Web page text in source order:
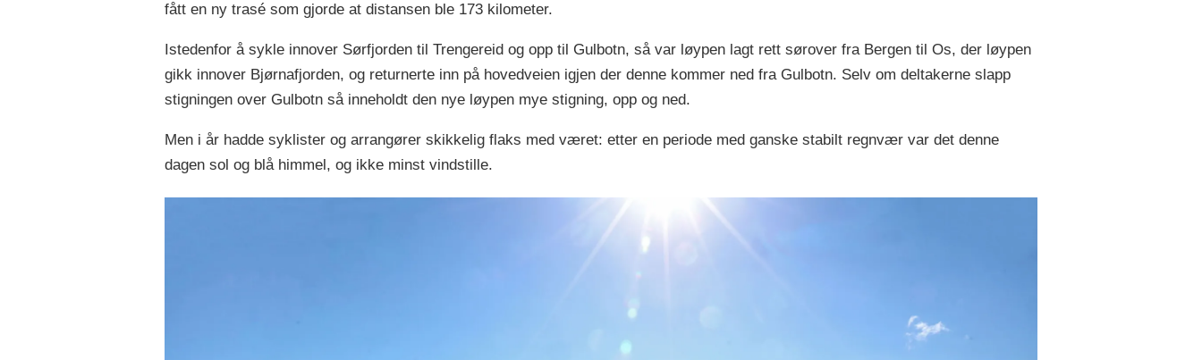
fått en ny trasé som gjorde at distansen ble 173 kilometer.
Istedenfor å sykle innover Sørfjorden til Trengereid og opp til Gulbotn, så var løypen lagt rett sørover fra Bergen til Os, der løypen
gikk innover Bjørnafjorden, og returnerte inn på hovedveien igjen der denne kommer ned fra Gulbotn. Selv om deltakerne slapp
stigningen over Gulbotn så inneholdt den nye løypen mye stigning, opp og ned.
Men i år hadde syklister og arrangører skikkelig flaks med været: etter en periode med ganske stabilt regnvær var det denne
dagen sol og blå himmel, og ikke minst vindstille.